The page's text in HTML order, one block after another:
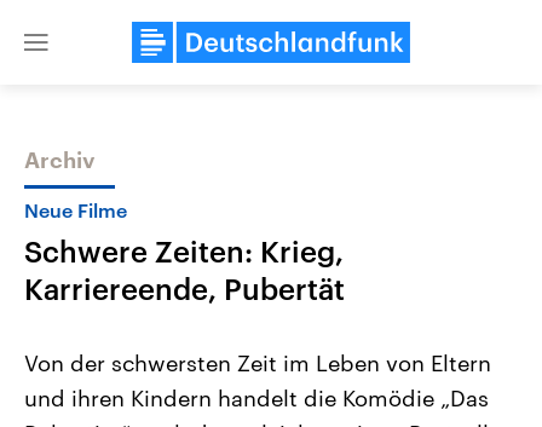
Close
Themen
Landtagswahl Sachsen-Anhalt
USA
Archiv
Neue Filme
Schwere Zeiten: Krieg,
Karriereende, Pubertät
Von der schwersten Zeit im Leben von Eltern
und ihren Kindern handelt die Komödie „Das